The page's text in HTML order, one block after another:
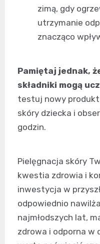
zimą, gdy
utrzymanie
znacząco
Pamiętaj jednak,
składniki mogą
testuj nowy produkt
skóry dziecka i
godzin.
Pielęgnacja skóry
kwestia zdrowia i
inwestycja w
odpowiednio
najmłodszych lat,
zdrowa i odporna w